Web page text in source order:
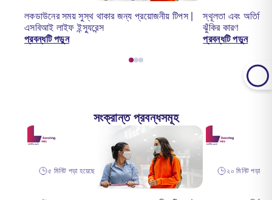
লকডাউনের সময় সুস্থ থাকার জন্য প্রয়োজনীয় টিপস |
এসবিআই লাইফ ইন্স্যুরেন্স
প্রবন্ধটি পড়ুন
স্থূলতা এবং
ঝুঁকির কারণ
প্রবন্ধটি পড়ুন
সংক্রান্ত প্রবন্ধসমূহ
৫ মিনিট পড়া হয়েছে ২০ মিনিট পড়া